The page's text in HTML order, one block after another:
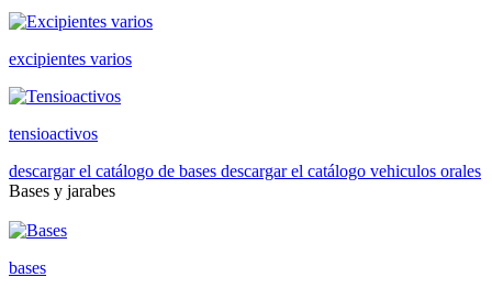
excipientes varios
tensioactivos
descargar el catálogo de bases descargar el catálogo vehiculos orales
Bases y jarabes
bases